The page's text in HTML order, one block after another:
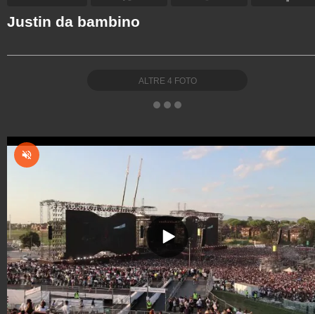
Justin da bambino
ALTRE 4 FOTO